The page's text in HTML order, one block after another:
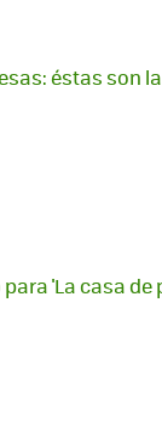
éstas son
'La casa de